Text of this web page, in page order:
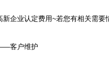
企业认定费用~若您有相关需要
客户维护